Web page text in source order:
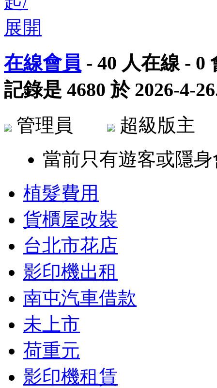
在線會員 - 40 人在線 - 0
記錄是 4680 於 2026-4-26
管理員
超級版
當前只有遊客或隱
植髮費用
貨櫃屋改裝
台北市花店
影印機出租
南屯汽車借款
未上市
荷重元
影印機租賃